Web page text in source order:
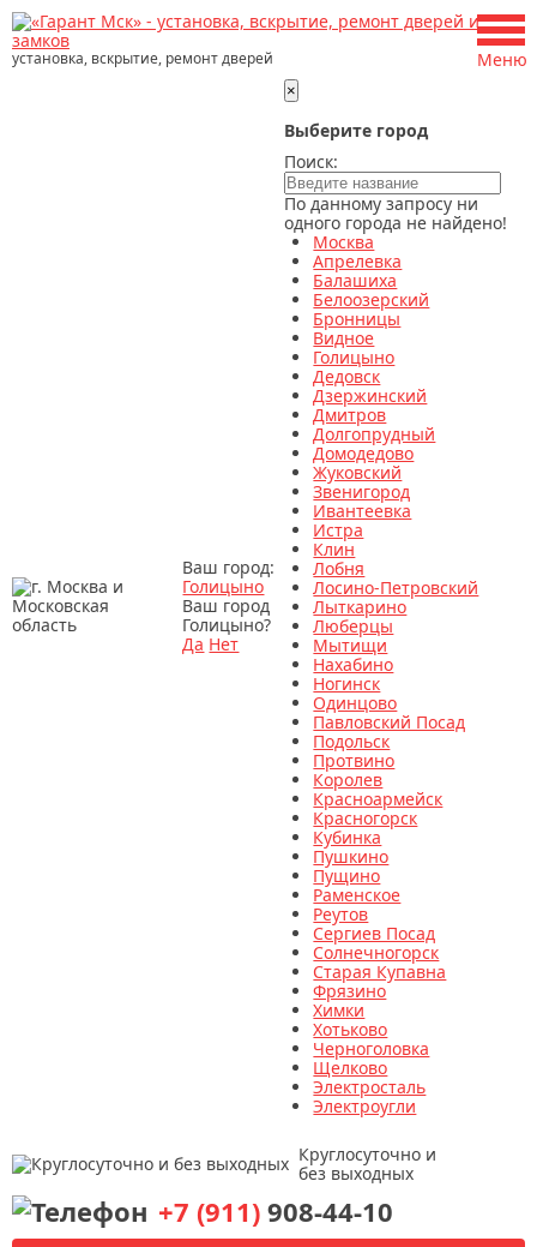
установка, вскрытие, ремонт дверей
Ваш город:
Голицыно
Ваш город
Голицыно?
Да Нет
×
Выберите город
Поиск:
По данному запросу ни
одного города не найдено!
Москва
Апрелевка
Балашиха
Белоозерский
Бронницы
Видное
Голицыно
Дедовск
Дзержинский
Дмитров
Долгопрудный
Домодедово
Жуковский
Звенигород
Ивантеевка
Истра
Клин
Лобня
Лосино-Петровский
Лыткарино
Люберцы
Мытищи
Нахабино
Ногинск
Одинцово
Павловский Посад
Подольск
Протвино
Королев
Красноармейск
Красногорск
Кубинка
Пушкино
Пущино
Раменское
Реутов
Сергиев Посад
Солнечногорск
Старая Купавна
Фрязино
Химки
Хотьково
Черноголовка
Щелково
Электросталь
Электроугли
Круглосуточно и
без выходных
+7 (911) 908-44-10
Меню